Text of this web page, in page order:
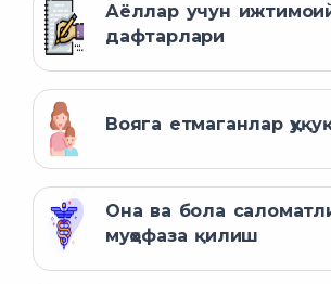
Аёллар учун
дафтарлари
Вояга етмаганлар
Она ва бола
муҳофаза қилиш